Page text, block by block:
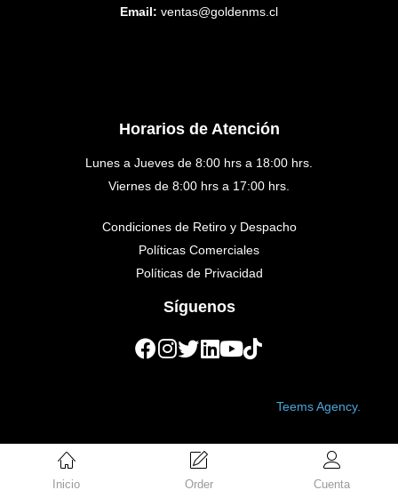
Inicio Order Cuenta
Email: ventas@goldenms.cl
Horarios de Atención
Lunes a Jueves de 8:00 hrs a 18:00 hrs.
Viernes de 8:00 hrs a 17:00 hrs.
Condiciones de Retiro y Despacho
Políticas Comerciales
Políticas de Privacidad
Síguenos
Teems Agency.